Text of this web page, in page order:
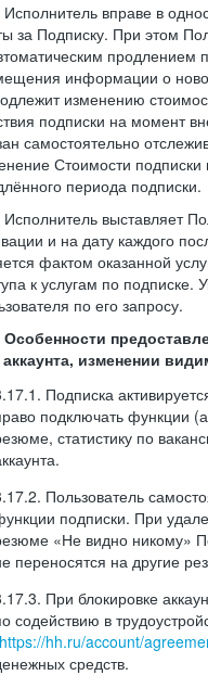
вправе в
за Подписку. При этом
продлением
информации о
изменению
подписки на момент
самостоятельно
Стоимости подписки
периода подписки.
выставляет
и на дату каждого
фактом оказанной
к услугам по
по его запросу.
Особенности
изменении
Подписка
подключать функции
статистику по
Пользователь
подписки. При
«Не видно никому»
переносятся на другие
При блокировке
содействию в
https://hh.ru/account/
средств.